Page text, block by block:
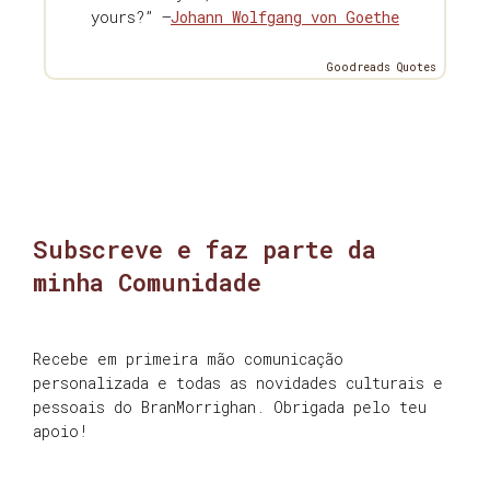
yours?” —Johann Wolfgang von Goethe
Goodreads Quotes
Subscreve e faz parte da
minha Comunidade
Recebe em primeira mão comunicação
personalizada e todas as novidades culturais e
pessoais do BranMorrighan. Obrigada pelo teu
apoio!